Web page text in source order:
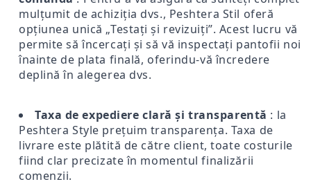
mulțumit de achiziția dvs., Peshtera Stil oferă
opțiunea unică „Testați și revizuiți”. Acest lucru vă
permite să încercați și să vă inspectați pantofii noi
înainte de plata finală, oferindu-vă încredere
deplină în alegerea dvs.
Taxa de expediere clară și transparentă : la
Peshtera Style prețuim transparența. Taxa de
livrare este plătită de către client, toate costurile
fiind clar precizate în momentul finalizării
comenzii.